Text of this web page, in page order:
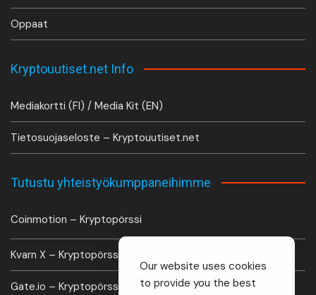
Oppaat
Kryptouutiset.net Info
Mediakortti (FI) / Media Kit (EN)
Tietosuojaseloste – Kryptouutiset.net
Tutustu yhteistyökumppaneihimme
Coinmotion – Kryptopörssi
Kvarn X – Kryptopörssi
Gate.io – Kryptopörssi
Our website uses cookies
to provide you the best